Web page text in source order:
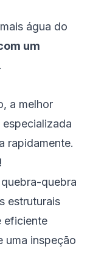
água do
um
.
a melhor
rapidamente.
quebra
estruturais
eficiente
uma inspeção